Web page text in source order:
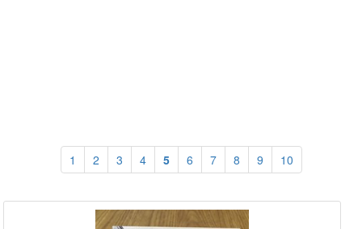
1 2 3 4 5 6 7 8 9 10